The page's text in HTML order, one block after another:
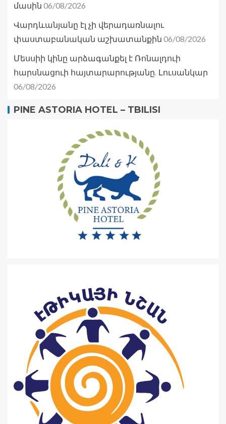
մասին 06/08/2026
Վարդևանյանը էլ չի վերադառնալու
փաստաբանական աշխատանքին 06/08/2026
Մեսսիի կինը արձագանքել է Ռոնալդուի
հարսնացուի հայտարարությանը. Լուսանկար
06/08/2026
PINE ASTORIA HOTEL – TBILISI